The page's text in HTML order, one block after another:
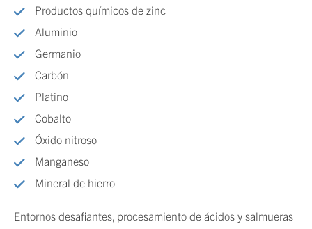
Productos químicos de zinc
Aluminio
Germanio
Carbón
Platino
Cobalto
Óxido nitroso
Manganeso
Mineral de hierro
Entornos desafiantes, procesamiento de ácidos y salmueras